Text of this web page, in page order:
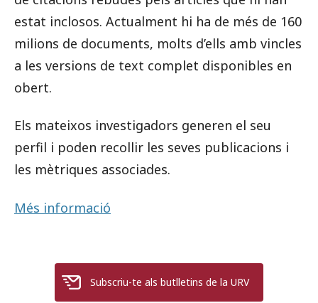
estat inclosos. Actualment hi ha de més de 160
milions de documents, molts d’ells amb vincles
a les versions de text complet disponibles en
obert.
Els mateixos investigadors generen el seu
perfil i poden recollir les seves publicacions i
les mètriques associades.
Més informació
Subscriu-te als butlletins de la URV